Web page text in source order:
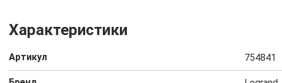
Характеристики
Артикул 754841